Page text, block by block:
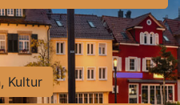
Kultur